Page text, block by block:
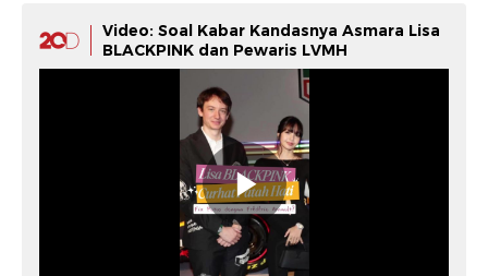
Video: Soal Kabar Kandasnya Asmara Lisa
BLACKPINK dan Pewaris LVMH